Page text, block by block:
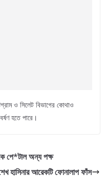
ও সিলেট বিভাগের কোথাও
হতে পারে।
পে*টাল অন্য পক্ষ
হাসিনার আরেকটি ফোনালাপ ফাঁস